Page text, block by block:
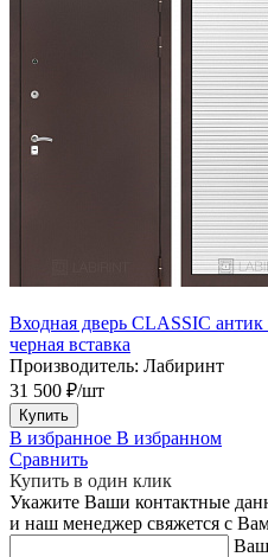
Входная дверь CLASSIC
черная вставка
Производитель: Лабиринт
31 500 ₽/шт
Купить
В избранное В избранном
Сравнить
Купить в один клик
Укажите Ваши контактные
и наш менеджер свяжется с